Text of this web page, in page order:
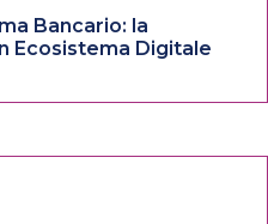
Bancario: la
Ecosistema Digitale